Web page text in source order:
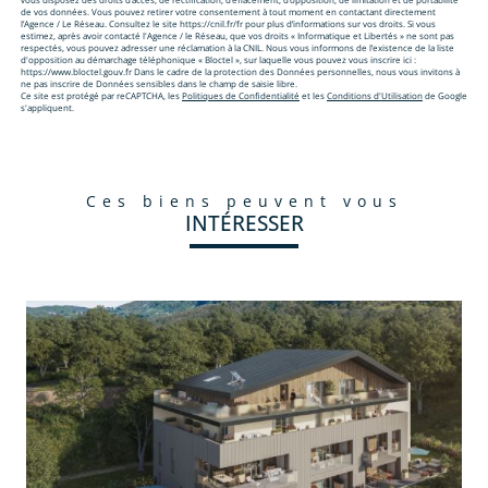
de vos données. Vous pouvez retirer votre consentement à tout moment en contactant directement
l’Agence / Le Réseau. Consultez le site https://cnil.fr/fr pour plus d’informations sur vos droits. Si vous
estimez, après avoir contacté l'Agence / le Réseau, que vos droits « Informatique et Libertés » ne sont pas
respectés, vous pouvez adresser une réclamation à la CNIL. Nous vous informons de l’existence de la liste
d'opposition au démarchage téléphonique « Bloctel », sur laquelle vous pouvez vous inscrire ici :
https://www.bloctel.gouv.fr Dans le cadre de la protection des Données personnelles, nous vous invitons à
ne pas inscrire de Données sensibles dans le champ de saisie libre.
Ce site est protégé par reCAPTCHA, lesPolitiques de Confidentialité et lesConditions d'Utilisationde Google
s'appliquent.
ces biens peuvent vous
INTÉRESSER
voir le bien